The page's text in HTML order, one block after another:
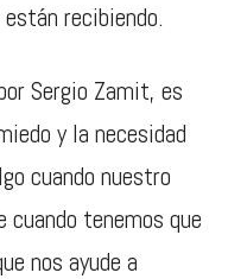
recibiendo.
Sergio Zamit, es
y la necesidad
cuando nuestro
cuando tenemos que
nos ayude a